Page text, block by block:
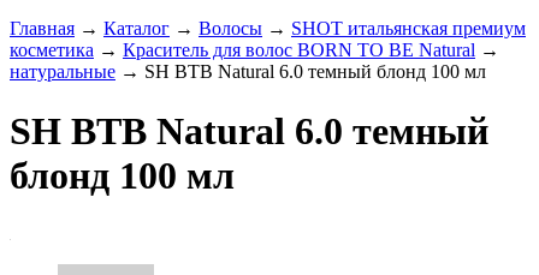
Главная → Каталог → Волосы → SHOT итальянская премиум
косметика → Краситель для волос BORN TO BE Natural →
натуральные → SH BTB Natural 6.0 темный блонд 100 мл
SH BTB Natural 6.0 темный
блонд 100 мл